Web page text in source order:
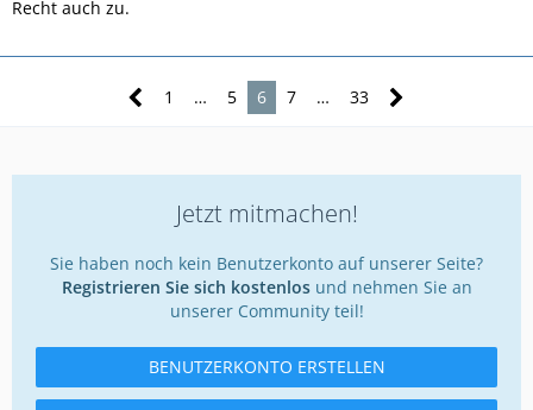
Recht auch zu.
1 … 5 6 7 … 33
Jetzt mitmachen!
Sie haben noch kein Benutzerkonto auf unserer Seite?
Registrieren Sie sich kostenlosund nehmen Sie an
unserer Community teil!
BENUTZERKONTO ERSTELLEN